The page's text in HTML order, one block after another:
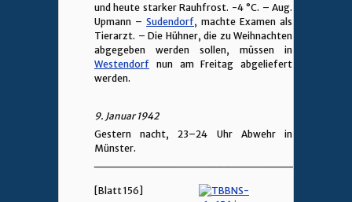
und heute starker Rauhfrost. -4 °C. – Aug.
Upmann – Sudendorf, machte Examen als
Tierarzt. – Die Hühner, die zu Weihnachten
abgegeben werden sollen, müssen in
Westendorf nun am Freitag abgeliefert
werden.
9. Januar 1942
Gestern nacht, 23–24 Uhr Abwehr in
Münster.
[Blatt 156]